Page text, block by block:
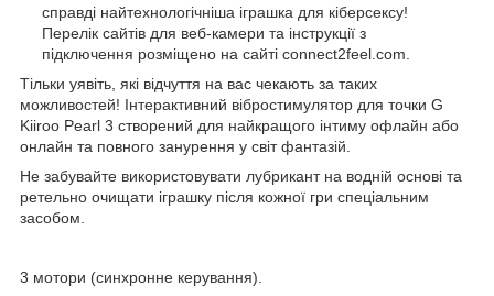
справді найтехнологічніша іграшка для кіберсексу!
Перелік сайтів для веб-камери та інструкції з
підключення розміщено на сайті connect2feel.com.
Тільки уявіть, які відчуття на вас чекають за таких
можливостей! Інтерактивний вібростимулятор для точки G
Kiiroo Pearl 3 створений для найкращого інтиму офлайн або
онлайн та повного занурення у світ фантазій.
Не забувайте використовувати лубрикант на водній основі та
ретельно очищати іграшку після кожної гри спеціальним
засобом.
3 мотори (синхронне керування).